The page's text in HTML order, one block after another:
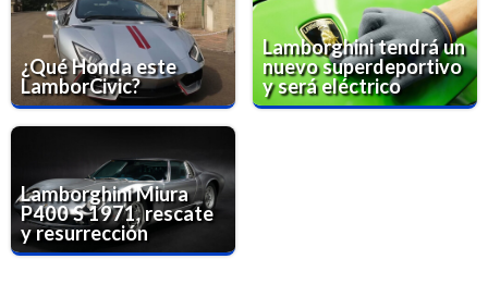
¿Qué Honda este
LamborCivic?
Lamborghini tendrá un
nuevo superdeportivo
y será eléctrico
Lamborghini Miura
P400 S 1971, rescate
y resurrección